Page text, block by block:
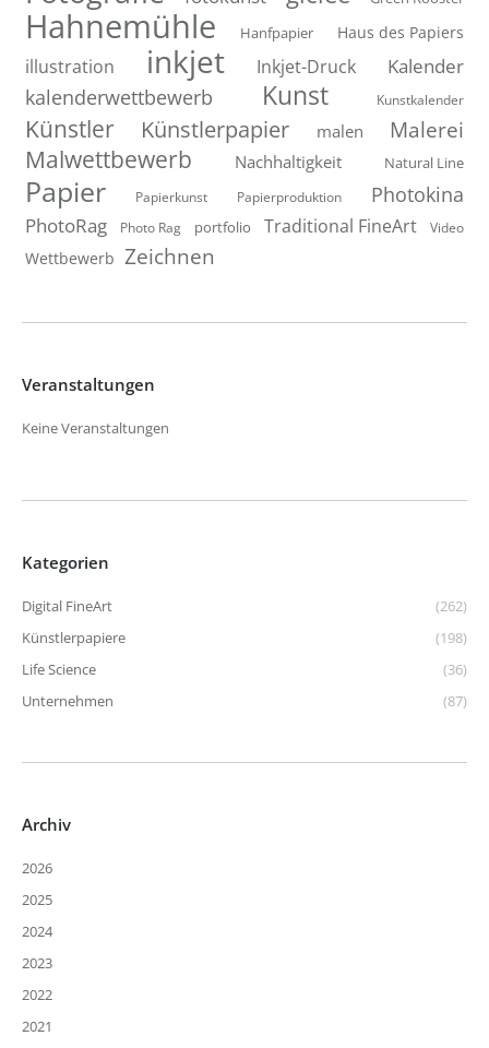
Hahnemühle Hanfpapier Haus des Papiers
illustration inkjet Inkjet-Druck Kalender
kalenderwettbewerb Kunst Kunstkalender
Künstler Künstlerpapier malen Malerei
Malwettbewerb Nachhaltigkeit Natural Line
Papier Papierkunst Papierproduktion Photokina
PhotoRag Photo Rag portfolio Traditional FineArt Video
Wettbewerb Zeichnen
Veranstaltungen
Keine Veranstaltungen
Kategorien
Digital FineArt
(262)
Künstlerpapiere
(198)
Life Science
(36)
Unternehmen
(87)
Archiv
2026
2025
2024
2023
2022
2021